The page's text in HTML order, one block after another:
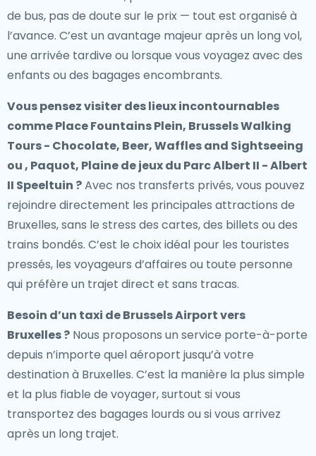
de bus, pas de doute sur le prix — tout est organisé à
l’avance. C’est un avantage majeur après un long vol,
une arrivée tardive ou lorsque vous voyagez avec des
enfants ou des bagages encombrants.
Vous pensez visiter des lieux incontournables
comme Place Fountains Plein, Brussels Walking
Tours - Chocolate, Beer, Waffles and Sightseeing
ou , Paquot, Plaine de jeux du Parc Albert II - Albert
II Speeltuin ?Avec nos transferts privés, vous pouvez
rejoindre directement les principales attractions de
Bruxelles, sans le stress des cartes, des billets ou des
trains bondés. C’est le choix idéal pour les touristes
pressés, les voyageurs d’affaires ou toute personne
qui préfère un trajet direct et sans tracas.
Besoin d’un taxi de Brussels Airport vers
Bruxelles? Nous proposons un service porte-à-porte
depuis n’importe quel aéroport jusqu’à votre
destination à Bruxelles. C’est la manière la plus simple
et la plus fiable de voyager, surtout si vous
transportez des bagages lourds ou si vous arrivez
après un long trajet.